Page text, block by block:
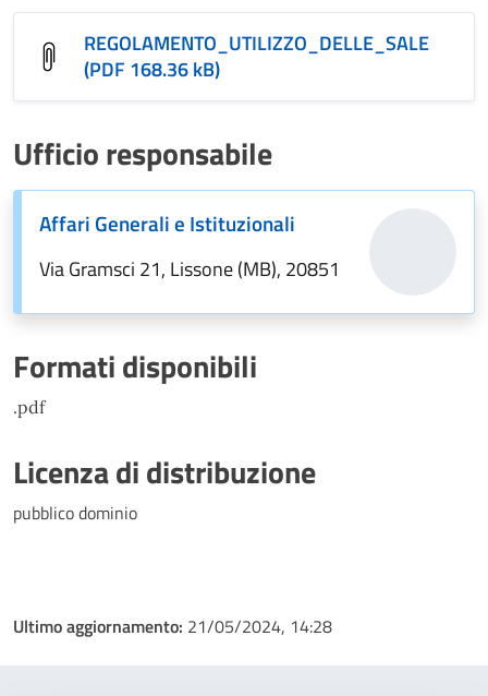
REGOLAMENTO_UTILIZZO_DELLE_SALE
(PDF 168.36 kB)
Ufficio responsabile
Affari Generali e Istituzionali
Via Gramsci 21, Lissone (MB), 20851
Formati disponibili
.pdf
Licenza di distribuzione
pubblico dominio
Ultimo aggiornamento: 21/05/2024, 14:28